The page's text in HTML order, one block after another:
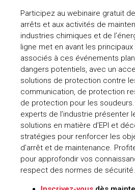
Participez au webinaire gratuit
arrêts et aux activités de
industries chimiques et de
ligne met en avant les
associés à ces événements
dangers potentiels, avec un
solutions de protection contre
communication, de protection
de protection pour les
experts de l’industrie présenter
solutions en matière d’EPI et
stratégies pour renforcer les
d’arrêt et de maintenance.
pour approfondir vos
respect des normes de sécurité.